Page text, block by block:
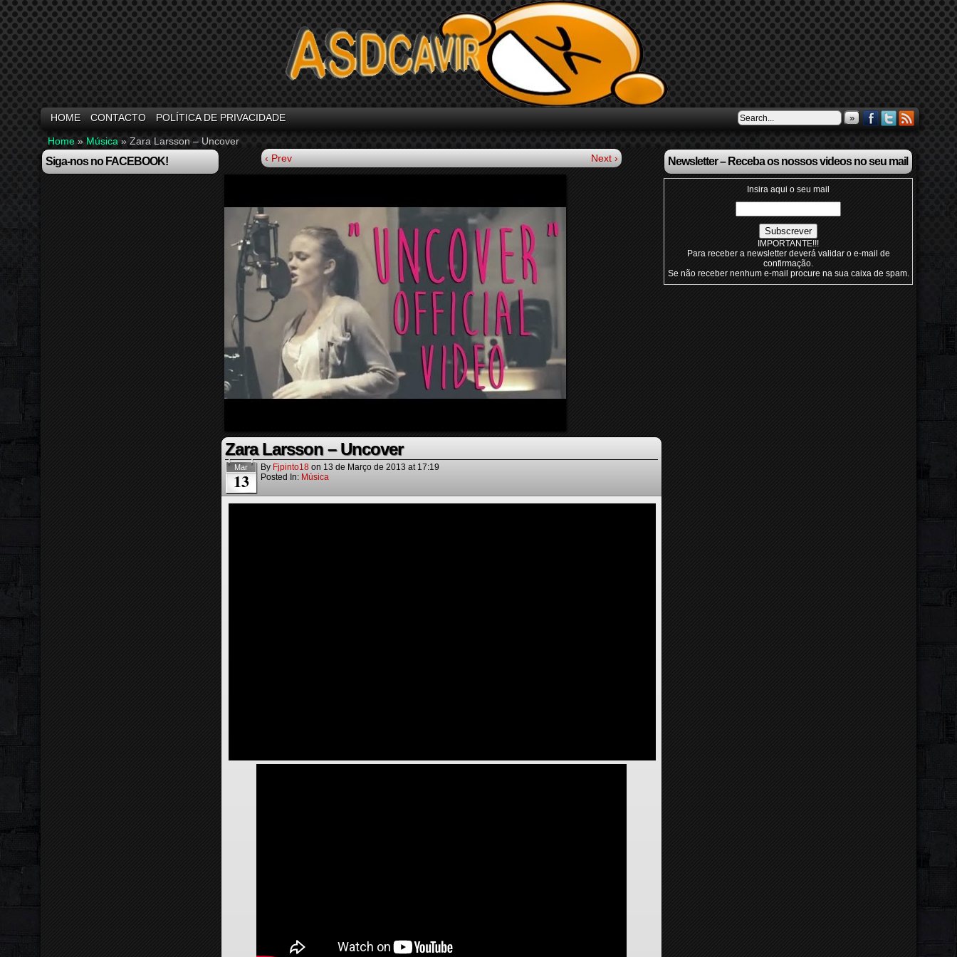
HOME CONTACTO POLÍTICA DE PRIVACIDADE »
Home » Música » Zara Larsson – Uncover
Siga-nos no FACEBOOK! ‹ Prev Next ›
Zara Larsson – Uncover
Mar
13
By Fjpinto18 on 13 de Março de 2013 at 17:19
Posted In: Música
Newsletter – Receba os nossos videos no seu mail
Insira aqui o seu mail
IMPORTANTE!!!
Para receber a newsletter deverá validar o e-mail de
confirmação.
Se não receber nenhum e-mail procure na sua caixa de spam.